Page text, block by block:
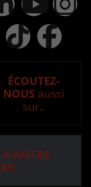
ÉCOUTEZ-
NOUS aussi
sur..
NOTRE